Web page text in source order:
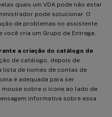
quais um VDA pode não estar
pode solucionar. O
de problemas no assistente
cria um Grupo de Entrega.
a criação do catálogo de
de catálogo, depois de
lista de nomes de contas de
é adequada para ser
sobre o ícone ao lado de
informativa sobre essa